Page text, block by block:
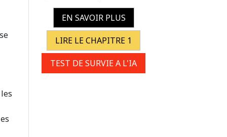
EN SAVOIR PLUS
LIRE LE CHAPITRE 1
TEST DE SURVIE A L'IA